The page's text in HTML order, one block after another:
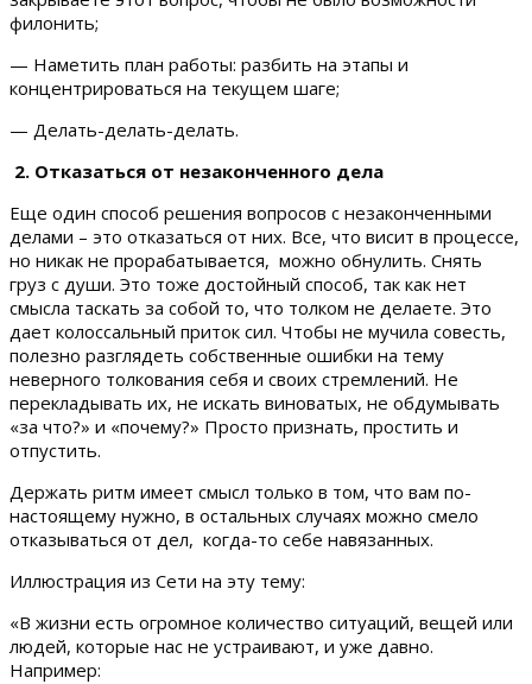
филонить;
— Наметить план работы: разбить на этапы и
концентрироваться на текущем шаге;
— Делать-делать-делать.
2. Отказаться от незаконченного дела
Еще один способ решения вопросов с незаконченными
делами – это отказаться от них. Все, что висит в процессе,
но никак не прорабатывается, можно обнулить. Снять
груз с души. Это тоже достойный способ, так как нет
смысла таскать за собой то, что толком не делаете. Это
дает колоссальный приток сил. Чтобы не мучила совесть,
полезно разглядеть собственные ошибки на тему
неверного толкования себя и своих стремлений. Не
перекладывать их, не искать виноватых, не обдумывать
«за что?» и «почему?» Просто признать, простить и
отпустить.
Держать ритм имеет смысл только в том, что вам по-
настоящему нужно, в остальных случаях можно смело
отказываться от дел, когда-то себе навязанных.
Иллюстрация из Сети на эту тему:
«В жизни есть огромное количество ситуаций, вещей или
людей, которые нас не устраивают, и уже давно.
Например: